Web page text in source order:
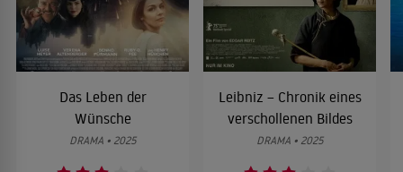
Das Leben der
Wünsche
DRAMA • 2025
Leibniz – Chronik eines
verschollenen Bildes
DRAMA • 2025